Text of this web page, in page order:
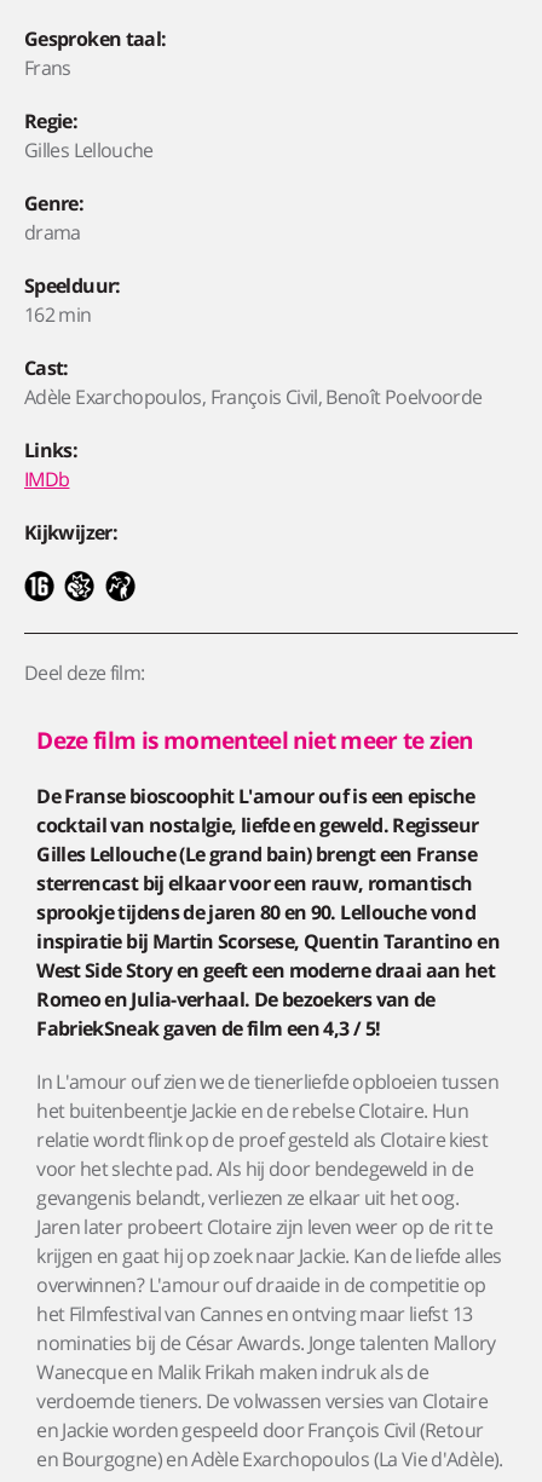
Gesproken taal:
Frans
Regie:
Gilles Lellouche
Genre:
drama
Speelduur:
162 min
Cast:
Adèle Exarchopoulos, François Civil, Benoît Poelvoorde
Links:
IMDb
Kijkwijzer:
Deel deze film:
Deze film is momenteel niet meer te zien
De Franse bioscoophit L'amour ouf is een epische
cocktail van nostalgie, liefde en geweld. Regisseur
Gilles Lellouche (Le grand bain) brengt een Franse
sterrencast bij elkaar voor een rauw, romantisch
sprookje tijdens de jaren 80 en 90. Lellouche vond
inspiratie bij Martin Scorsese, Quentin Tarantino en
West Side Story en geeft een moderne draai aan het
Romeo en Julia-verhaal. De bezoekers van de
FabriekSneak gaven de film een 4,3 / 5!
In L'amour ouf zien we de tienerliefde opbloeien tussen
het buitenbeentje Jackie en de rebelse Clotaire. Hun
relatie wordt flink op de proef gesteld als Clotaire kiest
voor het slechte pad. Als hij door bendegeweld in de
gevangenis belandt, verliezen ze elkaar uit het oog.
Jaren later probeert Clotaire zijn leven weer op de rit te
krijgen en gaat hij op zoek naar Jackie. Kan de liefde alles
overwinnen? L'amour ouf draaide in de competitie op
het Filmfestival van Cannes en ontving maar liefst 13
nominaties bij de César Awards. Jonge talenten Mallory
Wanecque en Malik Frikah maken indruk als de
verdoemde tieners. De volwassen versies van Clotaire
en Jackie worden gespeeld door François Civil (Retour
en Bourgogne) en Adèle Exarchopoulos (La Vie d'Adèle).